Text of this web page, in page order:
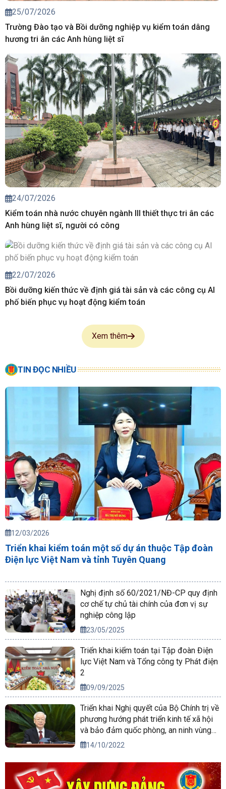
25/07/2026
Trường Đào tạo và Bồi dưỡng nghiệp vụ kiểm toán dâng
hương tri ân các Anh hùng liệt sĩ
24/07/2026
Kiểm toán nhà nước chuyên ngành III thiết thực tri ân các
Anh hùng liệt sĩ, người có công
22/07/2026
Bồi dưỡng kiến thức về định giá tài sản và các công cụ AI
phố biến phục vụ hoạt động kiểm toán
Xem thêm
TIN ĐỌC NHIỀU
12/03/2026
Triển khai kiểm toán một số dự án thuộc Tập đoàn
Điện lực Việt Nam và tỉnh Tuyên Quang
Nghị định số 60/2021/NĐ-CP quy định
cơ chế tự chủ tài chính của đơn vị sự
nghiệp công lập
23/05/2025
Triển khai kiểm toán tại Tập đoàn Điện
lực Việt Nam và Tổng công ty Phát điện
2
09/09/2025
Triển khai Nghị quyết của Bộ Chính trị về
phương hướng phát triển kinh tế xã hội
và bảo đảm quốc phòng, an ninh vùng
Tây Nguyên đến năm 2030, tầm nhìn
14/10/2022